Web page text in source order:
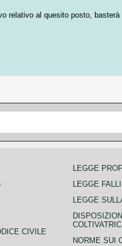
relativo al quesito posto,
CIVILE
LEGGE
LEGGE
LEGGE
NORME SUI